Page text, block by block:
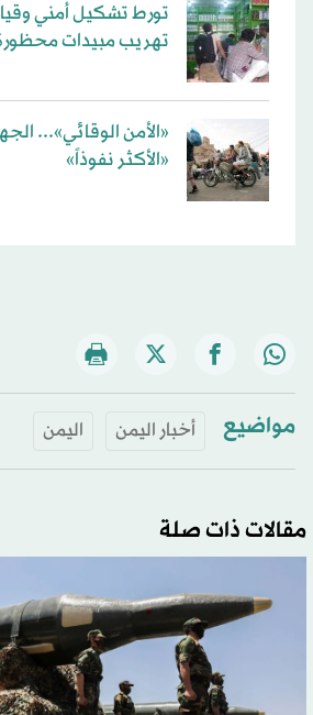
تورط تشكيل أمني
تهريب مبيدات
«الأمن الوقائي»...
«الأكثر نفوذاً»
مواضيع أخبار اليمن اليمن
مقالات ذات صلة